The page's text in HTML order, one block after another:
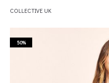
COLLECTIVE UK
50%